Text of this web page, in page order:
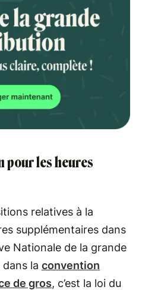
pour les heures
relatives à la
supplémentaires dans
Nationale de la grande
la convention
de gros, c’est la loi du